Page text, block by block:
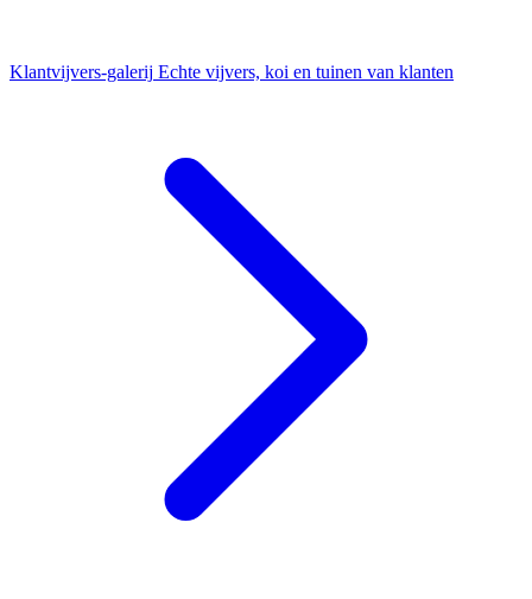
Klantvijvers-galerij Echte vijvers, koi en tuinen van klanten